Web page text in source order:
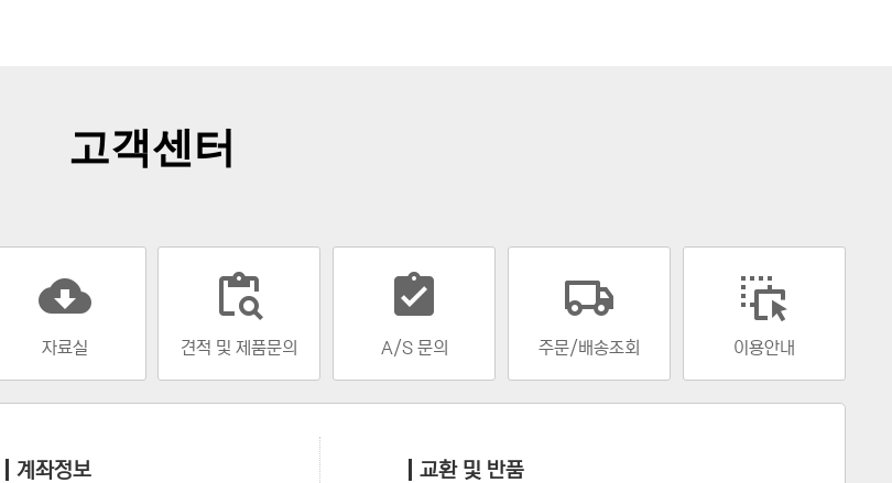
고객센터
cloud_download
자료실
content_paste_search
견적 및 제품문의
assignment_turned_in
A/S 문의 주문/배송조회 이용안내
계좌정보 교환 및 반품